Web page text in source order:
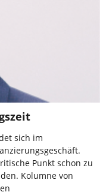
sich im
Punkt schon zu
Kolumne von